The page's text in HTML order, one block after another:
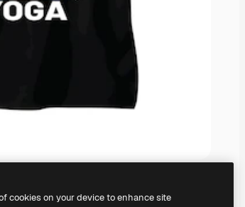
cookies on your device to enhance site